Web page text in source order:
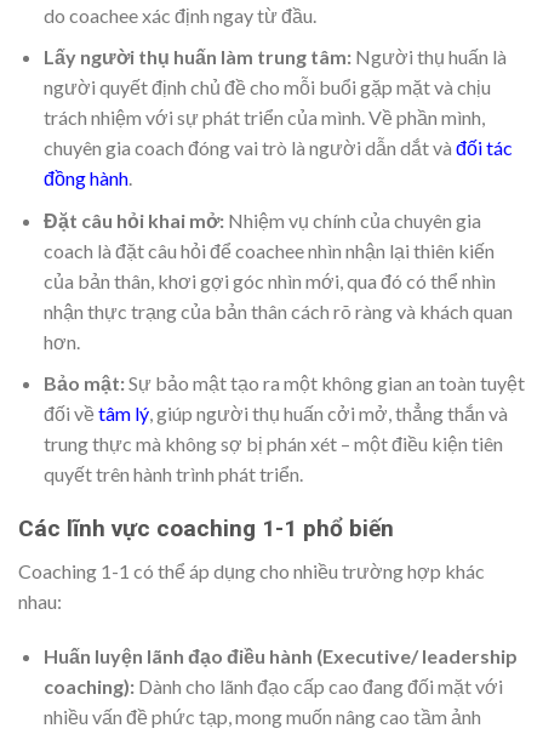
do coachee xác định ngay từ đầu.
Lấy người thụ huấn làm trung tâm:Người thụ huấn là
người quyết định chủ đề cho mỗi buổi gặp mặt và chịu
trách nhiệm với sự phát triển của mình. Về phần mình,
chuyên gia coach đóng vai trò là người dẫn dắt và đối tác
đồng hành.
Đặt câu hỏi khai mở:Nhiệm vụ chính của chuyên gia
coach là đặt câu hỏi để coachee nhìn nhận lại thiên kiến
của bản thân, khơi gợi góc nhìn mới, qua đó có thể nhìn
nhận thực trạng của bản thân cách rõ ràng và khách quan
hơn.
Bảo mật:Sự bảo mật tạo ra một không gian an toàn tuyệt
đối về tâm lý, giúp người thụ huấn cởi mở, thẳng thắn và
trung thực mà không sợ bị phán xét – một điều kiện tiên
quyết trên hành trình phát triển.
Các lĩnh vực coaching 1-1 phổ biến
Coaching 1-1 có thể áp dụng cho nhiều trường hợp khác
nhau:
Huấn luyện lãnh đạo điều hành (Executive/ leadership
coaching):Dành cho lãnh đạo cấp cao đang đối mặt với
nhiều vấn đề phức tạp, mong muốn nâng cao tầm ảnh